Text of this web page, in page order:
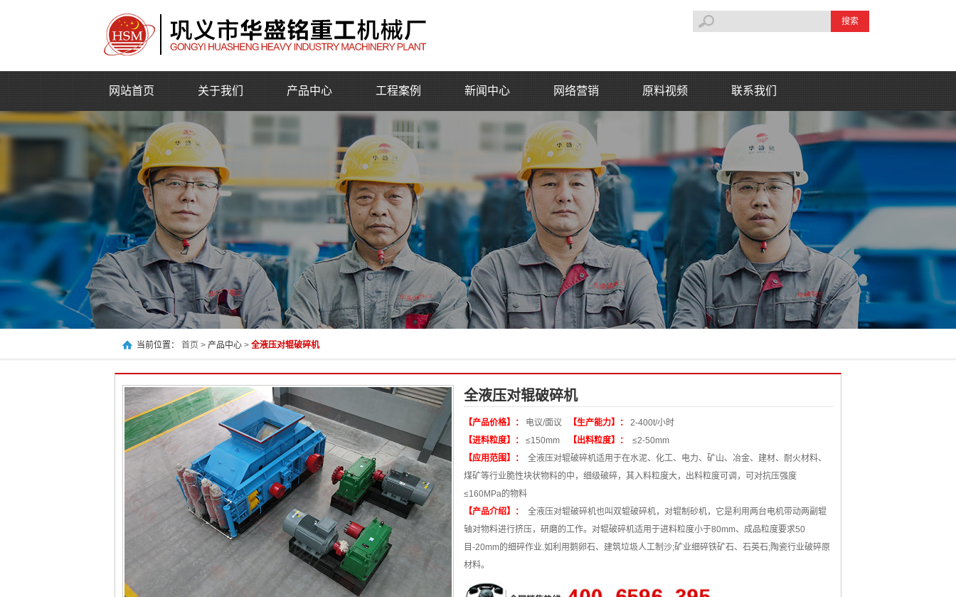
搜索
网站首页 关于我们 产品中心 工程案例 新闻中心
公司动态
网络营销 原料视频 联系我们
当前位置： 首页 > 产品中心 > 全液压对辊破碎机
全液压对辊破碎机
【产品价格】： 电议/面议 【生产能力】：
2-400t/小时
【进料粒度】：
≤150mm 【出料粒度】：
≤2-50mm
【应用范围】：
全液压对辊破碎机适用于在水泥、化工、电力、矿山、冶金、建材、耐火材料、
煤矿等行业脆性块状物料的中，细级破碎，其入料粒度大，出料粒度可调，可对抗压强度
≤160MPa的物料
【产品介绍】：
全液压对辊破碎机也叫双辊破碎机，对辊制砂机，它是利用两台电机带动两副辊
轴对物料进行挤压，研磨的工作。对辊破碎机适用于进料粒度小于80mm、成品粒度要求50
目-20mm的细碎作业.如利用鹅卵石、建筑垃圾人工制沙;矿业细碎铁矿石、石英石;陶瓷行业破碎原
材料。